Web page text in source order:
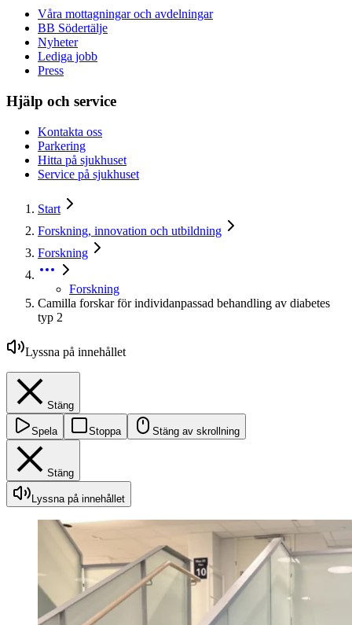
Våra mottagningar och avdelningar
BB Södertälje
Nyheter
Lediga jobb
Press
Hjälp och service
Kontakta oss
Parkering
Hitta på sjukhuset
Service på sjukhuset
Start
Forskning, innovation och utbildning
Forskning
Forskning
Camilla forskar för individanpassad behandling av diabetes
typ 2
Lyssna på innehållet
Stäng
Spela Stoppa Stäng av skrollning
Stäng
Lyssna på innehållet